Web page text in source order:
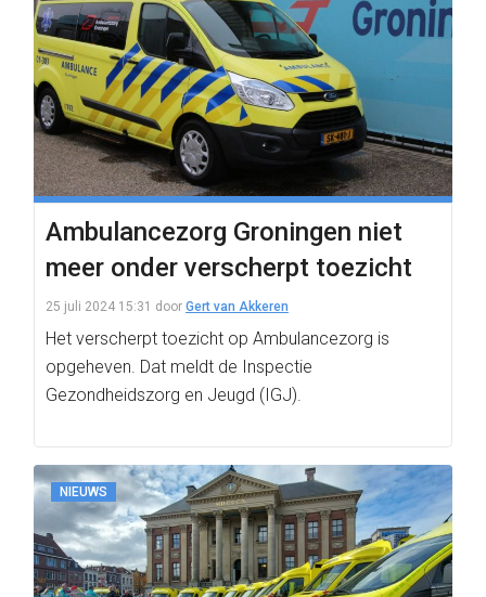
Ambulancezorg Groningen niet
meer onder verscherpt toezicht
25 juli 2024 15:31 door Gert van Akkeren
Het verscherpt toezicht op Ambulancezorg is
opgeheven. Dat meldt de Inspectie
Gezondheidszorg en Jeugd (IGJ).
NIEUWS